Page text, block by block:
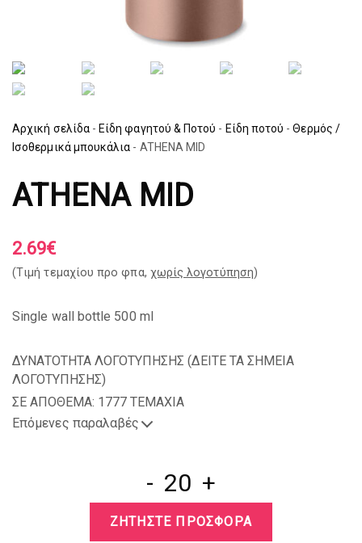
Αρχική σελίδα - Είδη φαγητού & Ποτού - Είδη ποτού - Θερμός /
Ισοθερμικά μπουκάλια - ATHENA MID
ATHENA MID
2.69€
(Tιμή τεμαχίου προ φπα, χωρίς λογοτύπηση)
Single wall bottle 500 ml
ΔΥΝΑΤΟΤΗΤΑ ΛΟΓΟΤΥΠΗΣΗΣ (ΔΕΙΤΕ ΤΑ ΣΗΜΕΙΑ
ΛΟΓΟΤΥΠΗΣΗΣ)
ΣΕ ΑΠΟΘΕΜΑ: 1777 TEMAXIA
Επόμενες παραλαβές
- +
ΖΗΤΗΣΤΕ ΠΡΟΣΦΟΡΑ